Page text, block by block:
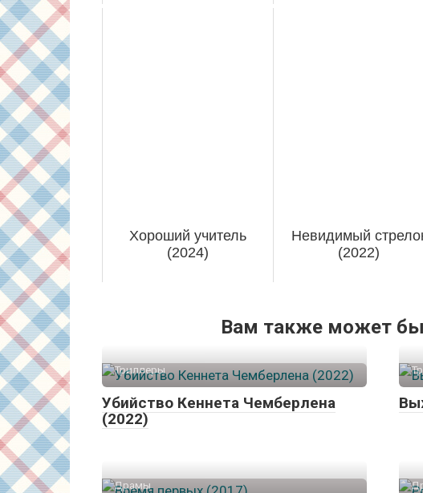
Хороший учитель
(2024)
Невидимый
(2022)
Вам также может
Триллеры
Убийство Кеннета Чемберлена
(2022)
Драмы